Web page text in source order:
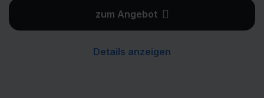
zum Angebot
Details anzeigen